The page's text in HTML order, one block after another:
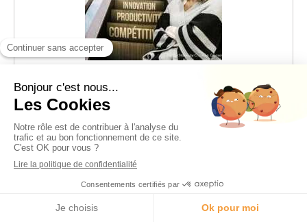
Christine Vincensini
Psychologue du travail et préventeure experte
RPS